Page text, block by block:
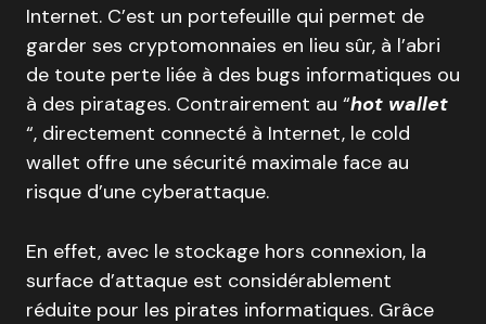
Internet. C’est un portefeuille qui permet de
garder ses cryptomonnaies en lieu sûr, à l’abri
de toute perte liée à des bugs informatiques ou
à des piratages. Contrairement au “hot wallet
“, directement connecté à Internet, le cold
wallet offre une sécurité maximale face au
risque d’une cyberattaque.
En effet, avec le stockage hors connexion, la
surface d’attaque est considérablement
réduite pour les pirates informatiques. Grâce